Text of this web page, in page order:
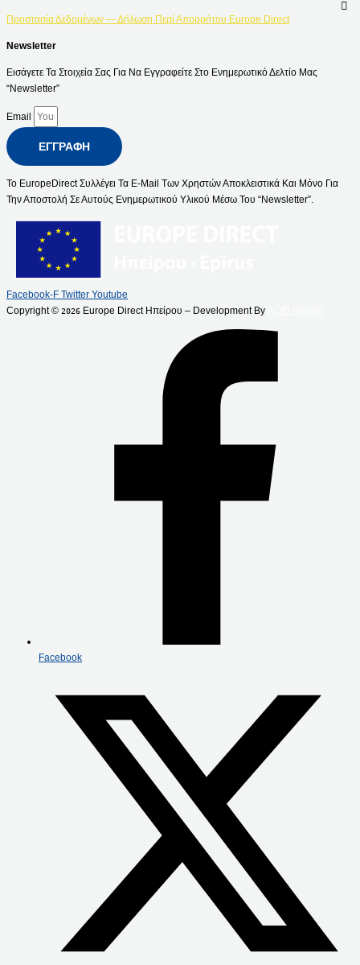
Προστασία Δεδομένων — Δήλωση Περί Απορρήτου Europe Direct
Newsletter
Εισάγετε Τα Στοιχεία Σας Για Να Εγγραφείτε Στο Ενημερωτικό Δελτίο Μας
“Newsletter”
Email
ΕΓΓΡΑΦΉ
Το EuropeDirect Συλλέγει Τα E-Mail Των Χρηστών Αποκλειστικά Και Μόνο Για
Την Αποστολή Σε Αυτούς Ενημερωτικού Υλικού Μέσω Του “Newsletter”.
Facebook-F Twitter Youtube
Copyright © 2026 Europe Direct Ηπείρου – Development By
Facebook